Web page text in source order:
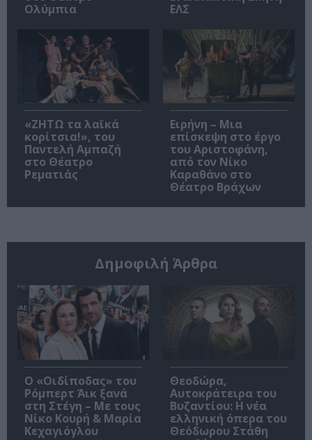
Ολύμπια
ΕΛΣ
«ΖΗΤΩ τα λαϊκά
κορίτσια!», του
Παντελή Αμπαζή
στο Θέατρο
Ρεματιάς
Ειρήνη – Μια
επίσκεψη στο έργο
του Αριστοφάνη,
από τον Νίκο
Καραθάνο στο
Θέατρο Βράχων
Δημοφιλή Άρθρα
O «Οιδίποδας» του
Ρόμπερτ Άικ ξανά
στη Στέγη – Με τους
Νίκο Κουρή & Μαρία
Κεχαγιόγλου
Θεοδώρα,
Αυτοκράτειρα του
Βυζαντίου: Η νέα
ελληνική όπερα του
Θεόδωρου Στάθη